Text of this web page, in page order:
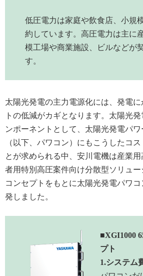
低圧電力は家庭や飲食店、小規
約しています。高圧電力は主に
模工場や商業施設、ビルなどが
す。
太陽光発電の主力電源化には、発電
トの低減がカギとなります。太陽光
ンポーネントとして、太陽光発電パ
（以下、パワコン）にもこうしたコ
とが求められる中、安川電機は産業
者用特別高圧案件向け分散型ソリュ
コンセプトをもとに太陽光発電パワコ
発しました。
■XGI1000
プト
1.システム